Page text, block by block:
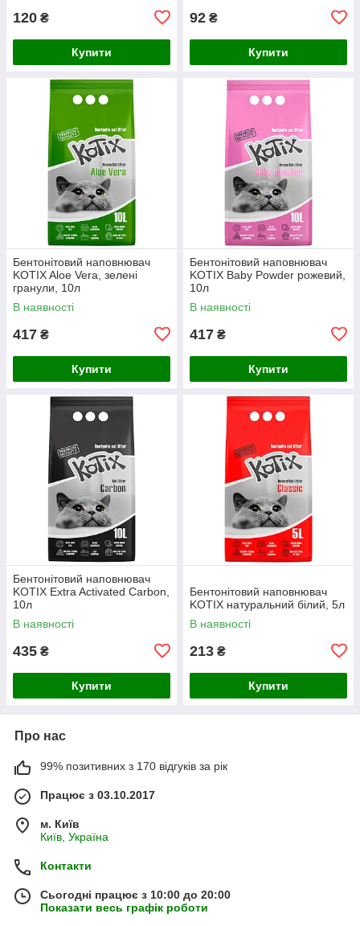
120 ₴
Купити
92 ₴
Купити
Бентонітовий наповнювач
KOTIX Aloe Vera, зелені
гранули, 10л
В наявності
417 ₴
Купити
Бентонітовий наповнювач
KOTIX Baby Powder рожевий,
10л
В наявності
417 ₴
Купити
Бентонітовий наповнювач
KOTIX Extra Activated Carbon,
10л
В наявності
435 ₴
Купити
Бентонітовий наповнювач
KOTIX натуральний білий, 5л
В наявності
213 ₴
Купити
Про нас
99% позитивних з 170 відгуків за рік
Працює з 03.10.2017
м. Київ
Київ, Україна
Контакти
Сьогодні працює з 10:00 до 20:00
Показати весь графік роботи